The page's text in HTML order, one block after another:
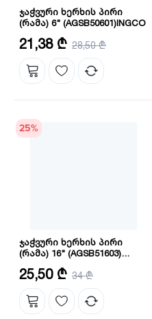
ჯაჭვური ხერხის პირი
(რამა) 6" (AGSB50601)INGCO
სიგრძე: 6"
21,38 ₾ 28,50 ₾
25%
ჯაჭვური ხერხის პირი
(რამა) 16" (AGSB51603)
დიამეტრი: 16"
25,50 ₾ 34 ₾